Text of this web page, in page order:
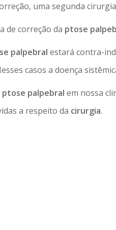
uma segunda
de correção da ptose
palpebral estará contra-
casos a doença
palpebral em nossa
a respeito da cirurgia.